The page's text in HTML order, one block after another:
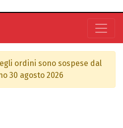
ordini sono sospese dal
30 agosto 2026